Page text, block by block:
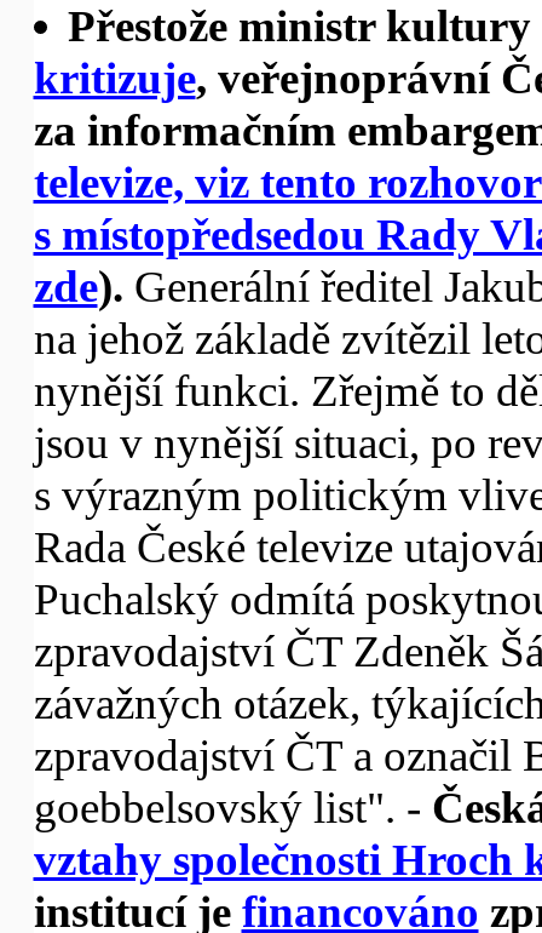
Přestože ministr kultury
kritizuje, veřejnoprávní
za informačním
televize, viz tento
s místopředsedou Rady
zde). Generální ředitel
na jehož základě zvítězil
nynější funkci. Zřejmě to
jsou v nynější situaci, po
s výrazným politickým
Rada České televize
Puchalský odmítá
zpravodajství ČT Zdeněk
závažných otázek,
zpravodajství ČT a označil
goebbelsovský list". -
vztahy společnosti Hroch
institucí je financováno